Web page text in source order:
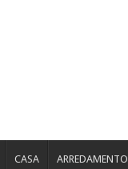
CASA ARREDAMENTO